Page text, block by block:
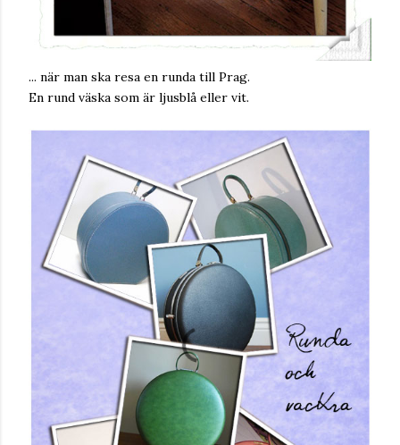
... när man ska resa en runda till Prag.
En rund väska som är ljusblå eller vit.